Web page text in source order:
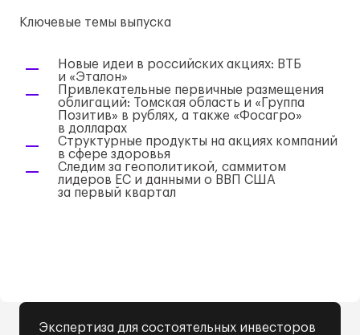
Ключевые темы выпуска
Новые идеи в российских акциях: ВТБ
и «Эталон»
Привлекательные первичные размещения
облигаций: Томская область и «Группа
Позитив» в рублях, а также «Фосагро»
в долларах
Структурные продукты на акциях компаний
в сфере здоровья
Следим за геополитикой, саммитом
лидеров ЕС и данными о ВВП США
за первый квартал
Экспертиза для состоятельных инвесторов